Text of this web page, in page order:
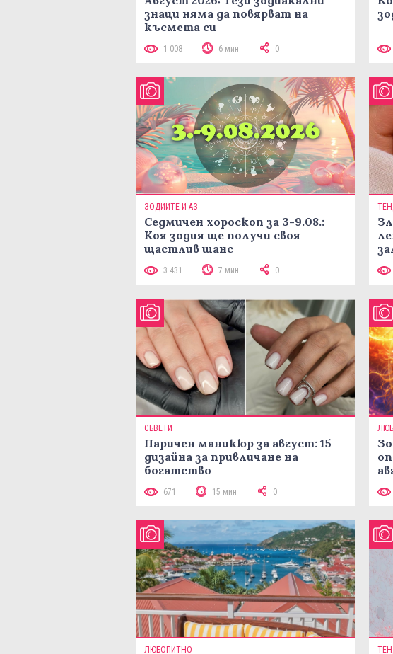
знаци няма да повярват на
късмета си
1 008 6 мин 0
ЗОДИИТЕ И АЗ
Седмичен хороскоп за 3-9.08.:
Коя зодия ще получи своя
щастлив шанс
3 431 7 мин 0
СЪВЕТИ
Паричен маникюр за август: 15
дизайна за привличане на
богатство
671 15 мин 0
ЛЮБОПИТНО